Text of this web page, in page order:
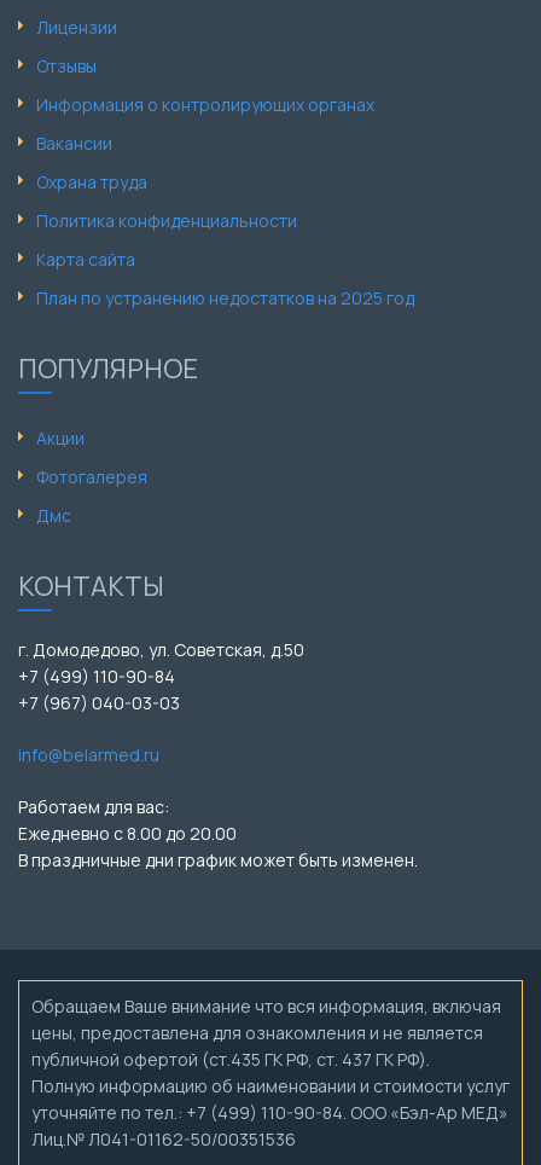
Лицензии
Отзывы
Информация о контролирующих органах
Вакансии
Охрана труда
Политика конфиденциальности
Карта сайта
План по устранению недостатков на 2025 год
ПОПУЛЯРНОЕ
Акции
Фотогалерея
Дмс
КОНТАКТЫ
г. Домодедово, ул. Советская, д.50
+7 (499) 110-90-84
+7 (967) 040-03-03
info@belarmed.ru
Работаем для вас:
Ежедневно с 8.00 до 20.00
В праздничные дни график может быть изменен.
Обращаем Ваше внимание что вся информация, включая
цены, предоставлена для ознакомления и не является
публичной офертой (ст.435 ГК РФ, ст. 437 ГК РФ).
Полную информацию об наименовании и стоимости услуг
уточняйте по тел.: +7 (499) 110-90-84. ООО «Бэл-Ар МЕД»
Лиц.№ Л041-01162-50/00351536